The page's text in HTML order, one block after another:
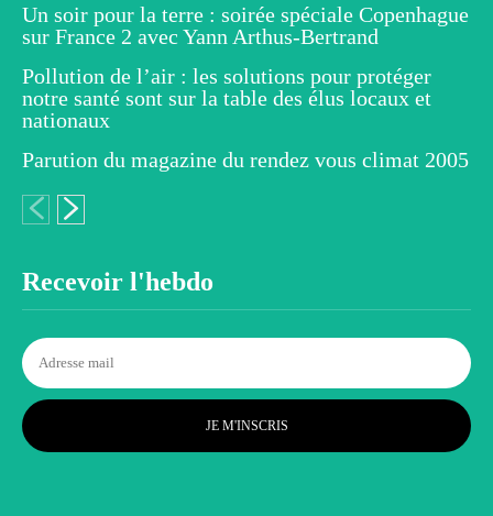
Un soir pour la terre : soirée spéciale Copenhague
sur France 2 avec Yann Arthus-Bertrand
Pollution de l’air : les solutions pour protéger
notre santé sont sur la table des élus locaux et
nationaux
Parution du magazine du rendez vous climat 2005
Recevoir l'hebdo
JE M'INSCRIS